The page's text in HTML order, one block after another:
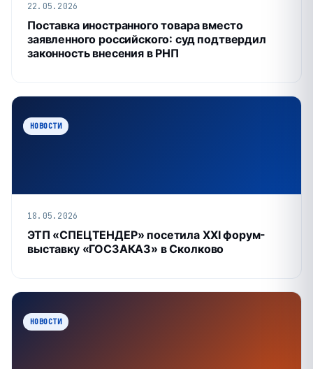
22.05.2026
Поставка иностранного товара вместо
заявленного российского: суд подтвердил
законность внесения в РНП
НОВОСТИ
18.05.2026
ЭТП «СПЕЦТЕНДЕР» посетила XXI форум-
выставку «ГОСЗАКАЗ» в Сколково
НОВОСТИ